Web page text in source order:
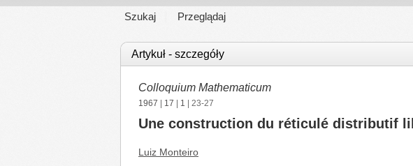
Szukaj Przeglądaj
Artykuł - szczegóły
Colloquium Mathematicum
1967 17 1 | 23-27
Une construction du réticulé distributif
Luiz Monteiro